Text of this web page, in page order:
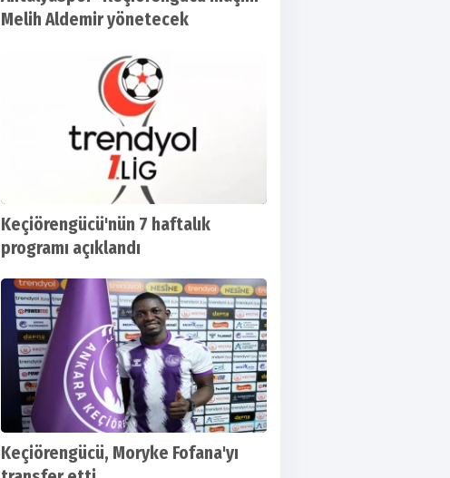
Melih Aldemir yönetecek
Keçiörengücü'nün 7 haftalık
programı açıklandı
Keçiörengücü, Moryke Fofana'yı